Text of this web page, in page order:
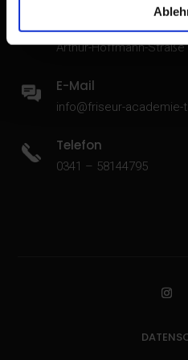
Adresse
Arthur-Hoffmann-Straße
E-Mail
info@friseur-academie-
Telefon
0341 – 58144795